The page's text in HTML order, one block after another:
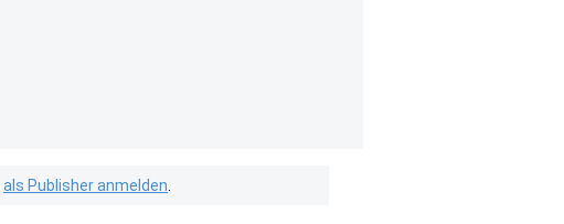
als Publisher anmelden